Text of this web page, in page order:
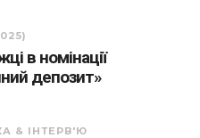
в номінації
депозит»
& ІНТЕРВ'Ю